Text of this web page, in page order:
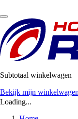
Subtotaal winkelwagen
Bekijk mijn winkelwagen
Loading...